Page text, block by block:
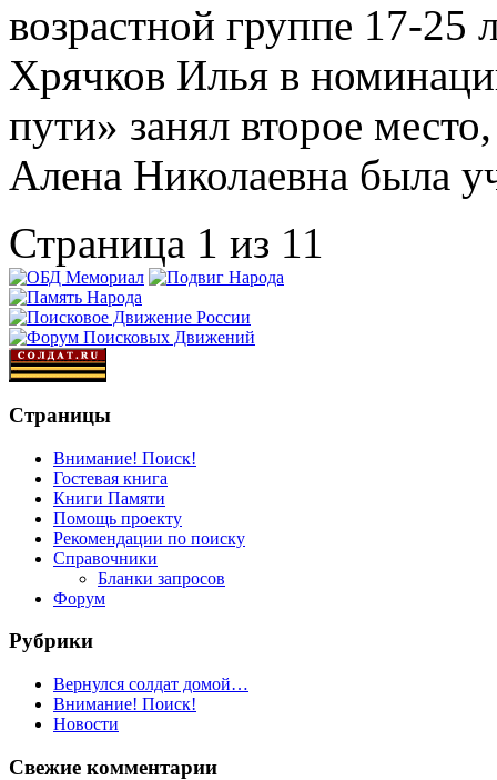
возрастной группе 17-25
Хрячков Илья в
пути» занял второе
Алена Николаевна была
Страница 1 из 11
Страницы
Внимание! Поиск!
Гостевая книга
Книги Памяти
Помощь проекту
Рекомендации по поиску
Справочники
Бланки запросов
Форум
Рубрики
Вернулся солдат домой…
Внимание! Поиск!
Новости
Свежие комментарии